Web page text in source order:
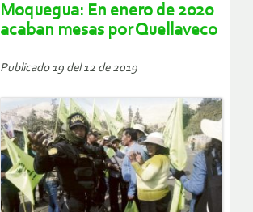
Moquegua: En enero de 2020
acaban mesas por Quellaveco
Publicado 19 del 12 de 2019